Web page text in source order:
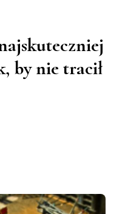
by nie tracił